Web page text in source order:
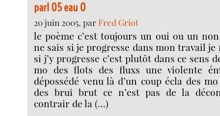
parl 05 eau O
20 juin 2005, parFred Griot
le poème c’est toujours un oui ou un
ne sais si je progresse dans mon travail je
si j’y progresse c’est plutôt dans ce sens
mo des flots des fluxs une violente
dépossédé venu là d’un coup écla des
des brui brut ce n’est pas de la
contrair de la (…)